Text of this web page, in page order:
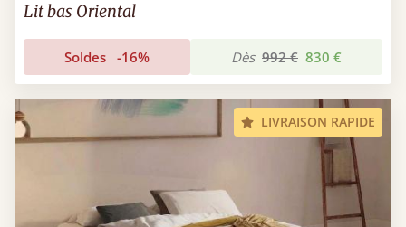
Lit bas Oriental
Soldes -16% Dès 992 € 830 €
LIVRAISON RAPIDE